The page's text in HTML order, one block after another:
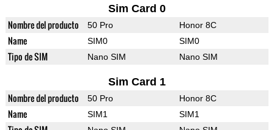
Sim Card 0
Nombre del producto 50 Pro Honor 8C
Name SIM0 SIM0
Tipo de SIM Nano SIM Nano SIM
Sim Card 1
Nombre del producto 50 Pro Honor 8C
Name SIM1 SIM1